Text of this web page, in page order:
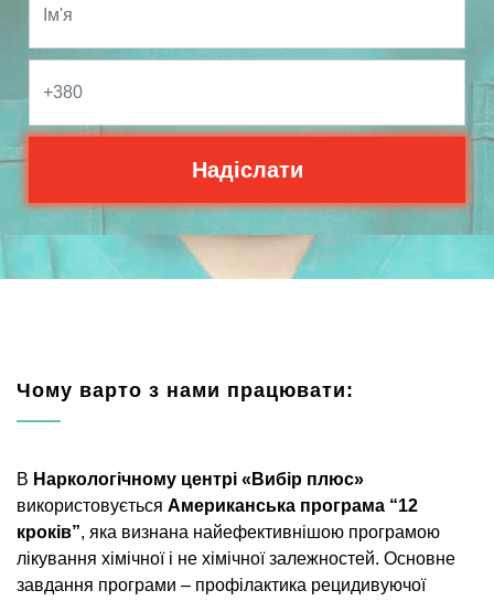
Чому варто з нами працювати:
В Наркологічному центрі «Вибір плюс»
використовується Американська програма “12
кроків”, яка визнана найефективнішою програмою
лікування хімічної і не хімічної залежностей. Основне
завдання програми – профілактика рецидивуючої